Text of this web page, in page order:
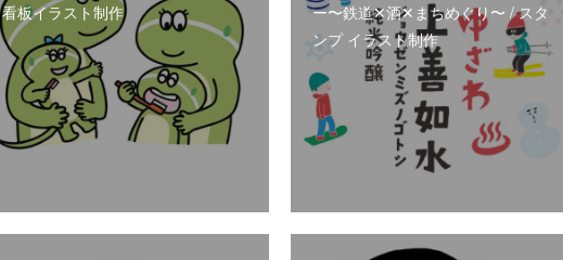
看板イラスト制作
ー〜鉄道✕酒✕まちめぐり〜 / スタ
ンプ イラスト制作